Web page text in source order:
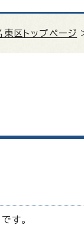
東区トップページ
す。